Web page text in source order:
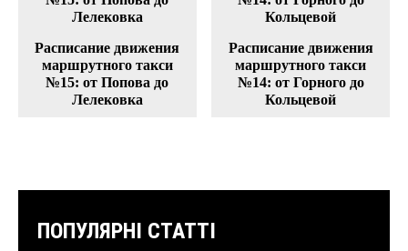
Расписание движения
маршрутного такси
№15: от Попова до
Лелековка
Расписание движения
маршрутного такси
№14: от Горного до
Кольцевой
ПОПУЛЯРНІ СТАТТІ